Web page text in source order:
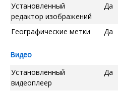
Установленный
редактор изображений
Да
Географические метки Да
Видео
Установленный
видеоплеер
Да